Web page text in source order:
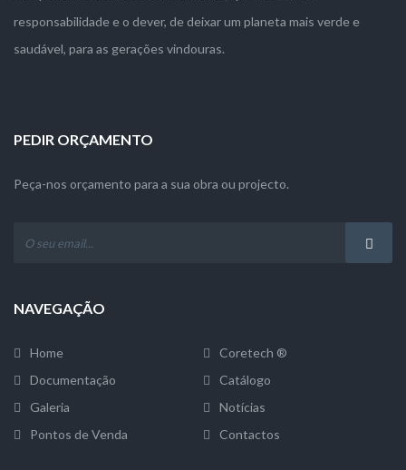
responsabilidade e o dever, de deixar um planeta mais verde e
saudável, para as gerações vindouras.
PEDIR ORÇAMENTO
Peça-nos orçamento para a sua obra ou projecto.
NAVEGAÇÃO
Home
Coretech ®
Documentação
Catálogo
Galeria
Notícias
Pontos de Venda
Contactos